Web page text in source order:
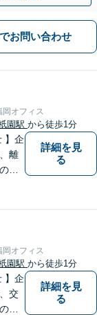
お問い合わせ
オフィス
園駅 から徒歩1分
】企
離
ご
い
詳細を見
る
オフィス
園駅 から徒歩1分
】企
交
ご
詳細を見
る